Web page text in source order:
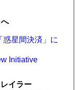
惑星間決済」に
Initiative
イラー